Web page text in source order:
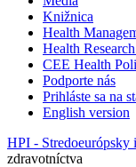
Knižnica
Health
Health
CEE Health
Podporte nás
Prihláste sa na
English version
HPI - Stredoeurópsky
zdravotníctva